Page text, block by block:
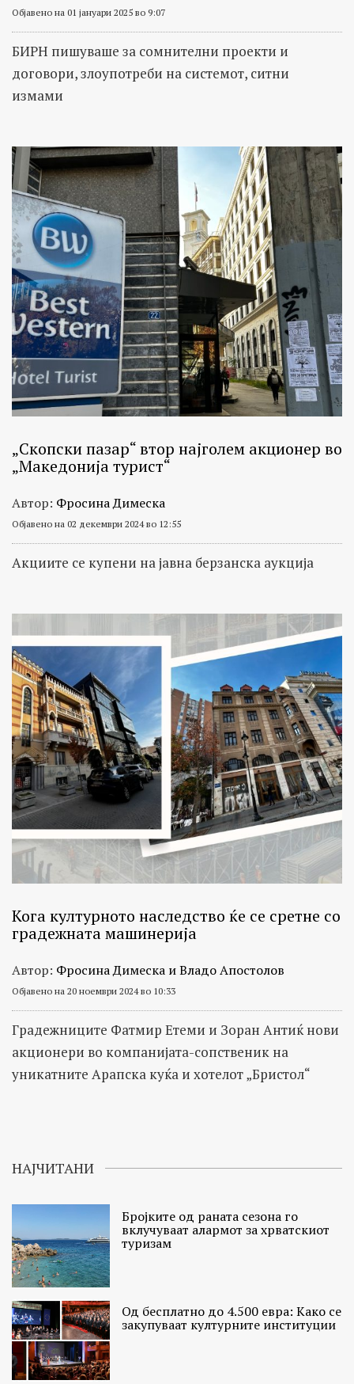
Објавено на 01 јануари 2025 во 9:07
БИРН пишуваше за сомнителни проекти и
договори, злоупотреби на системот, ситни
измами
„Скопски пазар“ втор најголем акционер во
„Македонија турист“
Автор: Фросина Димеска
Објавено на 02 декември 2024 во 12:55
Акциите се купени на јавна берзанска аукција
Кога културното наследство ќе се сретне со
градежната машинерија
Автор: Фросина Димеска и Владо Апостолов
Објавено на 20 ноември 2024 во 10:33
Градежниците Фатмир Етеми и Зоран Антиќ нови
акционери во компанијата-сопственик на
уникатните Арапска куќа и хотелот „Бристол“
НАЈЧИТАНИ
Бројките од раната сезона го
вклучуваат алармот за хрватскиот
туризам
Од бесплатно до 4.500 евра: Како се
закупуваат културните институции